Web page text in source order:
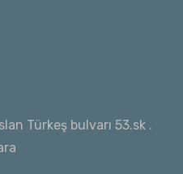
Türkeş bulvarı 53.sk .